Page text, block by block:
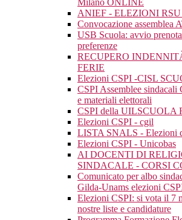
Milano ONLINE
ANIEF - ELEZIONI RSU
Convocazione assemblea
USB Scuola: avvio
preferenze
RECUPERO
FERIE
Elezioni CSPI -CISL
CSPI Assemblee
e materiali elettorali
CSPI della UILSCUOLA
Elezioni CSPI - cgil
LISTA SNALS - Elezioni
Elezioni CSPI - Unicobas
AI DOCENTI DI
SINDACALE - CORSI
Comunicato per albo
Gilda-Unams elezioni
Elezioni CSPI: si vota il 7
nostre liste e candidature